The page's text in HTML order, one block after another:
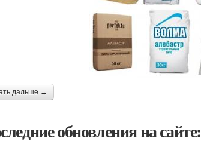
дальше →
обновления на сайте: